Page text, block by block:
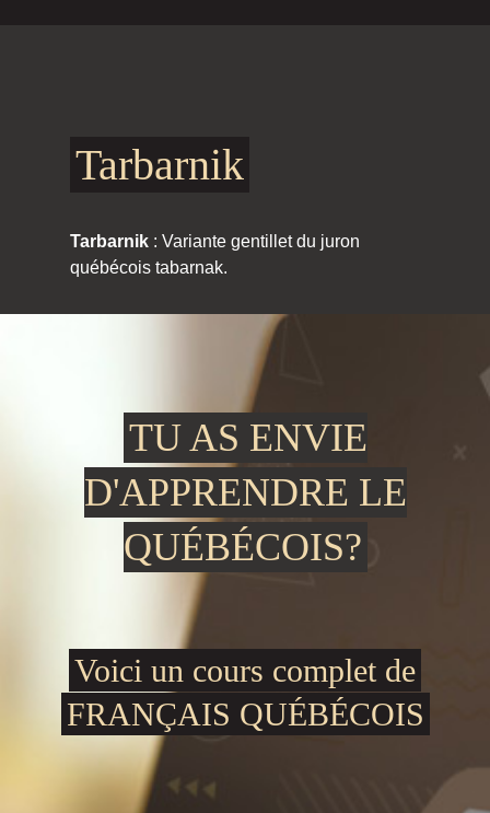
Tarbarnik
Tarbarnik : Variante gentillet du juron
québécois tabarnak.
TU AS ENVIE
D'APPRENDRE LE
QUÉBÉCOIS?
Voici un cours complet de
FRANÇAIS QUÉBÉCOIS